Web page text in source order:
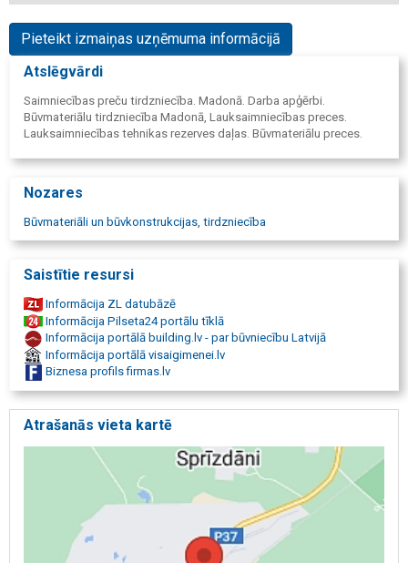
Pieteikt izmaiņas uzņēmuma informācijā
Atslēgvārdi
Saimniecības preču tirdzniecība. Madonā. Darba apģērbi.
Būvmateriālu tirdzniecība Madonā, Lauksaimniecības preces.
Lauksaimniecības tehnikas rezerves daļas. Būvmateriālu preces.
Nozares
Būvmateriāli un būvkonstrukcijas, tirdzniecība
Saistītie resursi
Informācija ZL datubāzē
Informācija Pilseta24 portālu tīklā
Informācija portālā building.lv - par būvniecību Latvijā
Informācija portālā visaigimenei.lv
Biznesa profils firmas.lv
Atrašanās vieta kartē